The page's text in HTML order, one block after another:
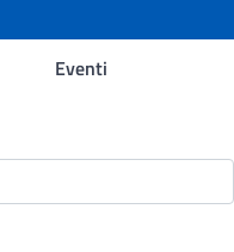
Eventi